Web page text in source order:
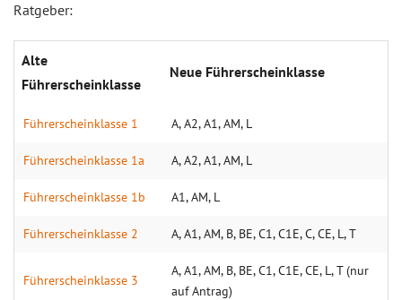
Ratgeber:
Alte
Führerscheinklasse
Neue Führerscheinklasse
Führerscheinklasse 1 A, A2, A1, AM, L
Führerscheinklasse 1a A, A2, A1, AM, L
Führerscheinklasse 1b A1, AM, L
Führerscheinklasse 2 A, A1, AM, B, BE, C1, C1E, C, CE, L, T
Führerscheinklasse 3
A, A1, AM, B, BE, C1, C1E, CE, L, T (nur
auf Antrag)